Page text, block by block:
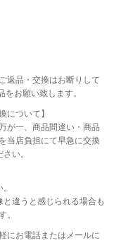
返品・交換はお断りして
お願い致します。
について】
が一、商品間違い・商品
当店負担にて早急に交換
い。
違うと感じられる場合も
。
にお電話またはメールに